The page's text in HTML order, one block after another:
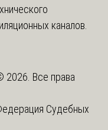
каналов.
Все права
Судебных